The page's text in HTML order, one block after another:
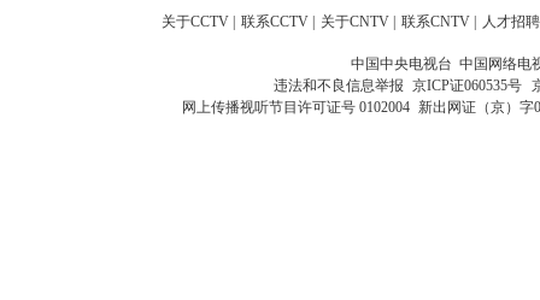
关于CCTV 联系CCTV 关于CNTV 联系CNTV 人才招聘
中国中央电视台 中国网络电
违法和不良信息举报 京ICP证060535号
网上传播视听节目许可证号 0102004 新出网证（京）